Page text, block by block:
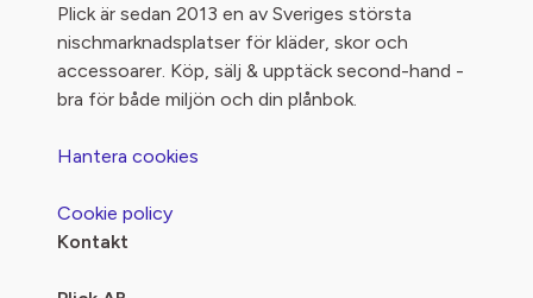
Plick är sedan 2013 en av Sveriges största
nischmarknadsplatser för kläder, skor och
accessoarer. Köp, sälj & upptäck second-hand -
bra för både miljön och din plånbok.
Hantera cookies
Cookie policy
Kontakt